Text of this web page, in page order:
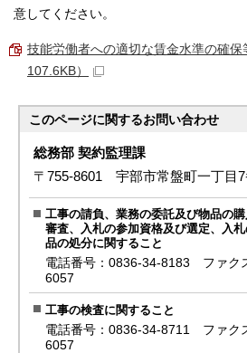
意してください。
技能労働者への適切な賃金水準の確
107.6KB）
このページに関するお問い合わせ
総務部 契約監理課
〒755-8601 宇部市常盤町一丁目
工事の請負、業務の委託及び物品の
審査、入札の参加資格及び選定、入
品の処分に関すること
電話番号：0836-34-8183 ファク
6057
工事の検査に関すること
電話番号：0836-34-8711 ファク
6057